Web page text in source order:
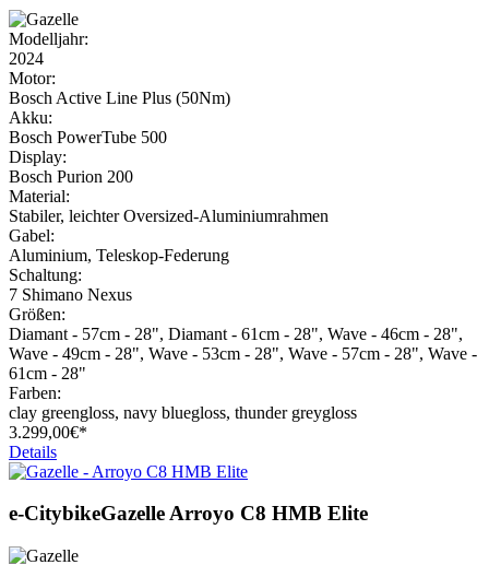
Modelljahr:
2024
Motor:
Bosch Active Line Plus (50Nm)
Akku:
Bosch PowerTube 500
Display:
Bosch Purion 200
Material:
Stabiler, leichter Oversized-Aluminiumrahmen
Gabel:
Aluminium, Teleskop-Federung
Schaltung:
7 Shimano Nexus
Größen:
Diamant - 57cm - 28", Diamant - 61cm - 28", Wave - 46cm - 28",
Wave - 49cm - 28", Wave - 53cm - 28", Wave - 57cm - 28", Wave -
61cm - 28"
Farben:
clay greengloss, navy bluegloss, thunder greygloss
3.299,00€*
Details
e-CitybikeGazelleArroyo C8 HMB Elite